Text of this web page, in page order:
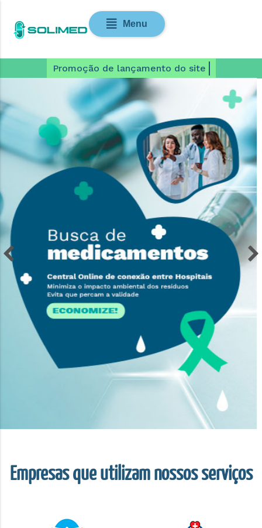
Menu
Promoção de lançamento do site
Empresas que utilizam nossos serviços